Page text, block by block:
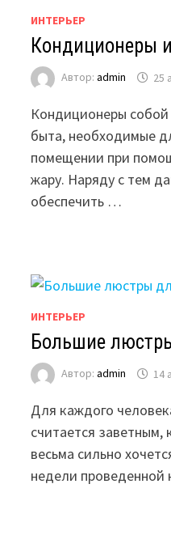
ИНТЕРЬЕР
Кондиционеры
Автор:admin 25
Кондиционеры
быта, необходимые
помещении при
жару. Наряду с тем
обеспечить …
ИНТЕРЬЕР
Большие
Автор:admin 14
Для каждого
считается
весьма сильно
недели проведенной